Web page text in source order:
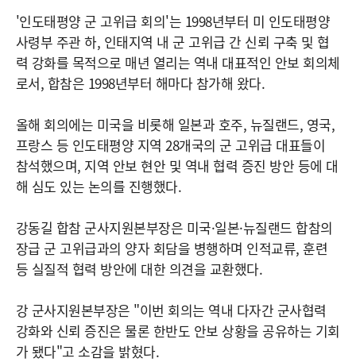
'인도태평양 군 고위급 회의'는 1998년부터 미 인도태평양
사령부 주관 하, 인태지역 내 군 고위급 간 신뢰 구축 및 협
력 강화를 목적으로 매년 열리는 역내 대표적인 안보 회의체
로서, 합참은 1998년부터 해마다 참가해 왔다.
올해 회의에는 미국을 비롯해 일본과 호주, 뉴질랜드, 영국,
프랑스 등 인도태평양 지역 28개국의 군 고위급 대표들이
참석했으며, 지역 안보 현안 및 역내 협력 증진 방안 등에 대
해 심도 있는 논의를 진행했다.
강동길 합참 군사지원본부장은 미국·일본·뉴질랜드 합참의
장급 군 고위급과의 양자 회담을 병행하며 인적교류, 훈련
등 실질적 협력 방안에 대한 의견을 교환했다.
강 군사지원본부장은 "이번 회의는 역내 다자간 군사협력
강화와 신뢰 증진은 물론 한반도 안보 상황을 공유하는 기회
가 됐다"고 소감을 밝혔다.